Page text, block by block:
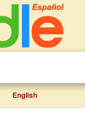
English